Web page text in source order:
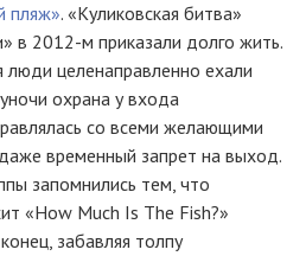
пляж». «Куликовская битва»
в 2012-м приказали долго жить.
целенаправленно ехали
охрана у входа
со всеми желающими
временный запрет на выход.
запомнились тем, что
«How Much Is The Fish?»
забавляя толпу